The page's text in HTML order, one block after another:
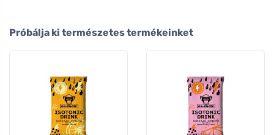
Próbálja ki természetes termékeinket